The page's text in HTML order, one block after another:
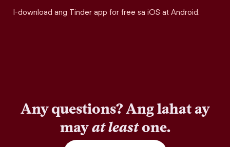
I-download ang Tinder app for free sa iOS at Android.
Any questions? Ang lahat ay
mayat leastone.